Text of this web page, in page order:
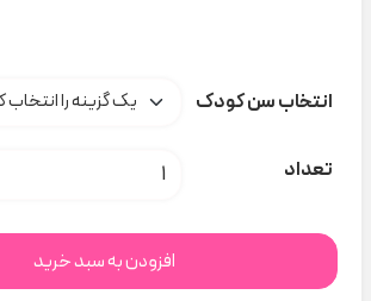
انتخاب سن کودک
تعداد بیلربافت سورمه ای خرس کد B000122 عدد
افزودن به سبد خرید